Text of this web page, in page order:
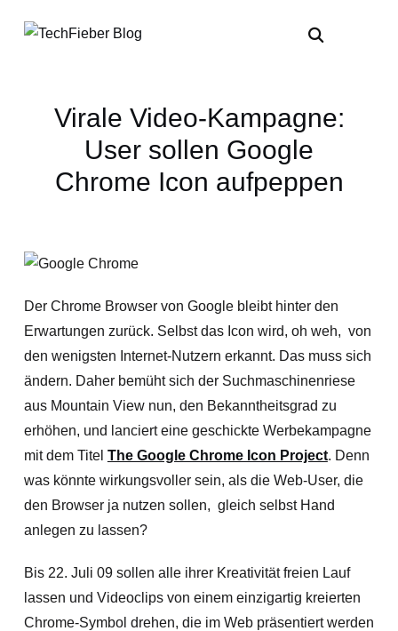
Virale Video-Kampagne:
User sollen Google
Chrome Icon aufpeppen
Der Chrome Browser von Google bleibt hinter den
Erwartungen zurück. Selbst das Icon wird, oh weh, von
den wenigsten Internet-Nutzern erkannt. Das muss sich
ändern. Daher bemüht sich der Suchmaschinenriese
aus Mountain View nun, den Bekanntheitsgrad zu
erhöhen, und lanciert eine geschickte Werbekampagne
mit dem Titel The Google Chrome Icon Project. Denn
was könnte wirkungsvoller sein, als die Web-User, die
den Browser ja nutzen sollen, gleich selbst Hand
anlegen zu lassen?
Bis 22. Juli 09 sollen alle ihrer Kreativität freien Lauf
lassen und Videoclips von einem einzigartig kreierten
Chrome-Symbol drehen, die im Web präsentiert werden